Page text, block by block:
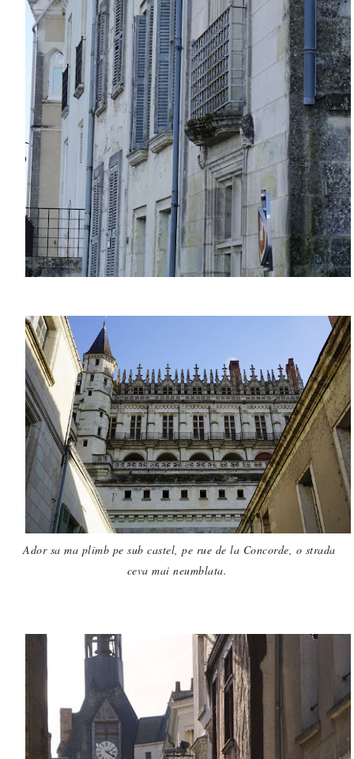
Ador sa ma plimb pe sub castel, pe rue de la Concorde, o strada
ceva mai neumblata.